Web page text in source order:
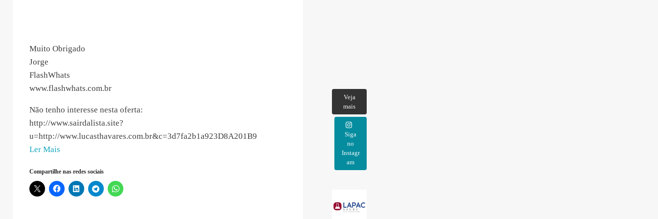
Muito Obrigado
Jorge
FlashWhats
www.flashwhats.com.br
Não tenho interesse nesta oferta:
http://www.sairdalista.site?
u=http://www.lucasthavares.com.br&c=3d7fa2b1a923D8A201B9
Ler Mais“FlashWhats
2018-
12-
Compartilhe nas redes sociais
Veja
mais
Siga
no
Instagr
am